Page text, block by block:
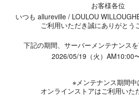
お客様各位
いつも allureville / LOULOU
ご利用いただき誠にありがとう
下記の期間、サーバーメンテナンスを
2026/05/19（火）AM10:00
※メンテナンス期間中
オンラインストアはご利用いた